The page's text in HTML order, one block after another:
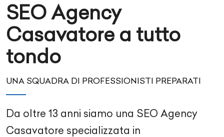
SEO Agency
Casavatore a tutto
tondo
UNA SQUADRA DI PROFESSIONISTI PREPARATI
Da oltre 13 anni siamo una SEO Agency
Casavatore specializzata in